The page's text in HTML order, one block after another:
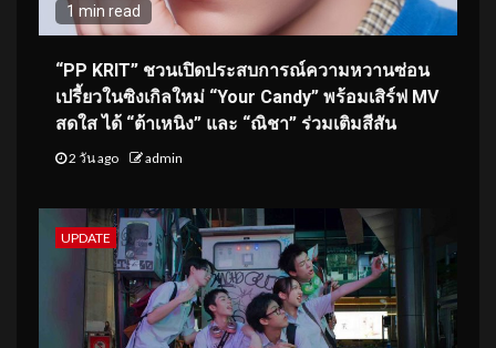
1 min read
“PP KRIT” ชวนเปิดประสบการณ์ความหวานซ่อน
เปรี้ยวในซิงเกิลใหม่ “Your Candy” พร้อมเสิร์ฟ MV
สดใส ได้ “ต้าเหนิง” และ “ณิชา” ร่วมเติมสีสัน
2 วัน ago admin
UPDATE